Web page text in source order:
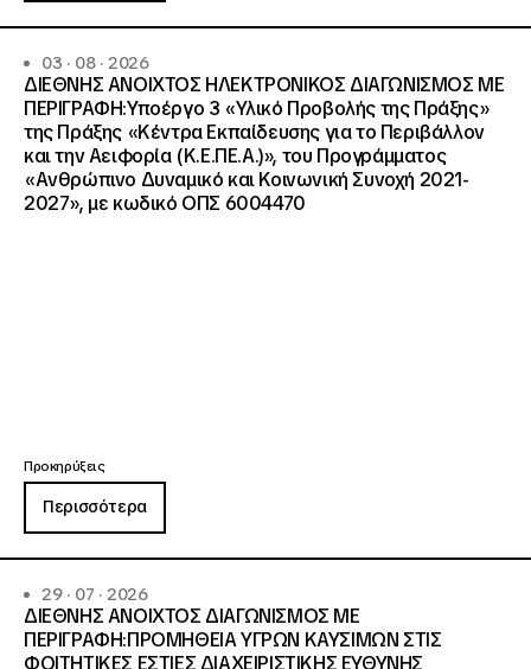
03 · 08 · 2026
ΔΙΕΘΝΗΣ ΑΝΟΙΧΤΟΣ ΗΛΕΚΤΡΟΝΙΚΟΣ ΔΙΑΓΩΝΙΣΜΟΣ ΜΕ
ΠΕΡΙΓΡΑΦΗ:Υποέργο 3 «Υλικό Προβολής της Πράξης»
της Πράξης «Κέντρα Εκπαίδευσης για το Περιβάλλον
και την Αειφορία (Κ.Ε.ΠΕ.Α.)», του Προγράμματος
«Ανθρώπινο Δυναμικό και Κοινωνική Συνοχή 2021-
2027», με κωδικό ΟΠΣ 6004470
Προκηρύξεις
Περισσότερα
29 · 07 · 2026
ΔΙΕΘΝΗΣ ΑΝΟΙΧΤΟΣ ΔΙΑΓΩΝΙΣΜΟΣ ΜΕ
ΠΕΡΙΓΡΑΦΗ:ΠΡΟΜΗΘΕΙΑ ΥΓΡΩΝ ΚΑΥΣΙΜΩΝ ΣΤΙΣ
ΦΟΙΤΗΤΙΚΕΣ ΕΣΤΙΕΣ ΔΙΑΧΕΙΡΙΣΤΙΚΗΣ ΕΥΘΥΝΗΣ